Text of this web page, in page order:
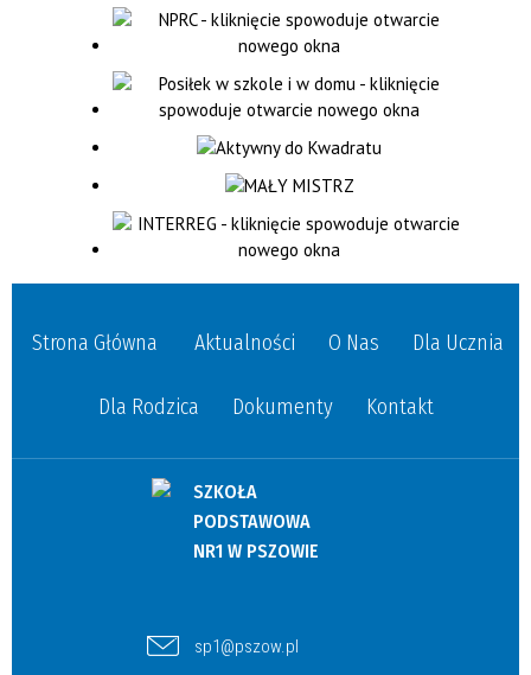
Strona Główna Aktualności O Nas Dla Ucznia
Dla Rodzica Dokumenty Kontakt
SZKOŁA
PODSTAWOWA
NR1 W PSZOWIE
sp1@pszow.pl